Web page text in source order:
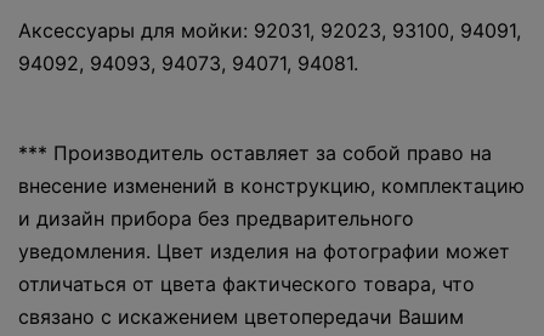
Аксессуары для мойки: 92031, 92023, 93100, 94091,
94092, 94093, 94073, 94071, 94081.
*** Производитель оставляет за собой право на
внесение изменений в конструкцию, комплектацию
и дизайн прибора без предварительного
уведомления. Цвет изделия на фотографии может
отличаться от цвета фактического товара, что
связано с искажением цветопередачи Вашим